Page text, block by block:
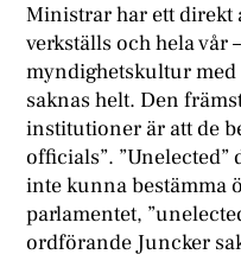
Ministrar har ett
verkställs och hela vår
myndighetskultur med
saknas helt. Den
institutioner är att de
officials”.
inte kunna bestämma
parlamentet,
ordförande Juncker